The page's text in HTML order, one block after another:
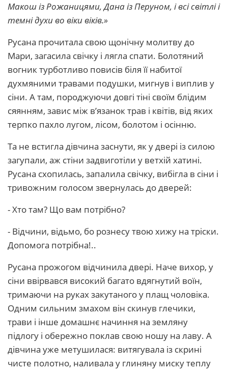
Макош із Рожаницями, Дана із Перуном, і всі світлі і
темні духи во віки віків.»
Русана прочитала свою щонічну молитву до
Мари, загасила свічку і лягла спати. Болотяний
вогник турботливо повисів біля її набитої
духмяними травами подушки, мигнув і виплив у
сіни. А там, породжуючи довгі тіні своїм блідим
сяянням, завис між в’язанок трав і квітів, від яких
терпко пахло лугом, лісом, болотом і осінню.
Та не встигла дівчина заснути, як у двері із силою
загупали, аж стіни задвиготіли у ветхій хатині.
Русана схопилась, запалила свічку, вибігла в сіни і
тривожним голосом звернулась до дверей:
- Хто там? Що вам потрібно?
- Відчини, відьмо, бо рознесу твою хижу на тріски.
Допомога потрібна!..
Русана прожогом відчинила двері. Наче вихор, у
сіни ввірвався високий багато вдягнутий воїн,
тримаючи на руках закутаного у плащ чоловіка.
Одним сильним змахом він скинув глечики,
трави і інше домашнє начиння на земляну
підлогу і обережно поклав свою ношу на лаву. А
дівчина уже метушилася: витягувала із скрині
чисте полотно, наливала у глиняну миску теплу